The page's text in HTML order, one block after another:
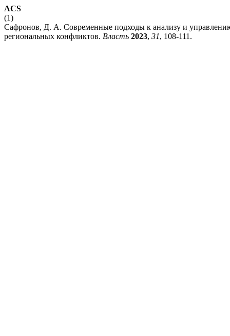
ACS
(1)
Сафронов, Д. А. Современные подходы к анализу и
региональных конфликтов. Власть 2023, 31, 108-111.